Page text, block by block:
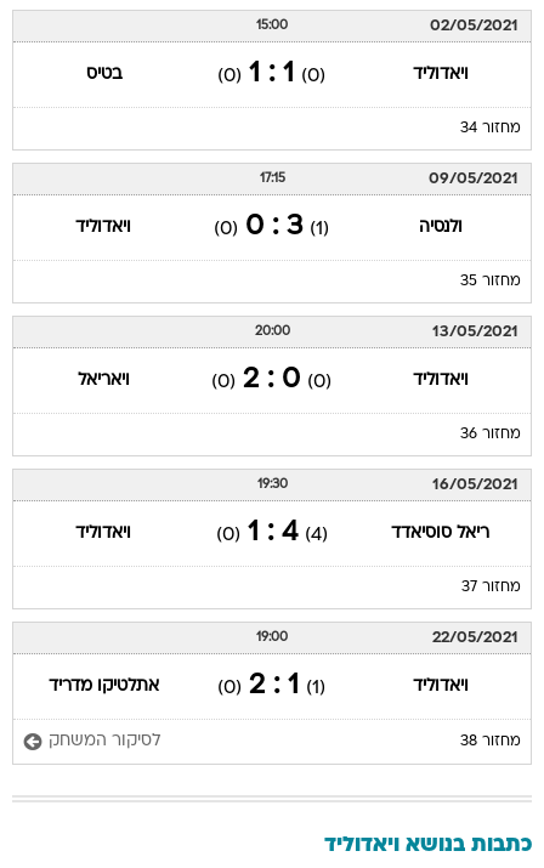
02/05/2021
15:00
ויאדוליד (0)
1 : 1
(0) בטיס
מחזור 34
09/05/2021
17:15
ולנסיה (1)
3 : 0
(0) ויאדוליד
מחזור 35
13/05/2021
20:00
ויאדוליד (0)
0 : 2
(0) ויאריאל
מחזור 36
16/05/2021
19:30
ריאל סוסיאדד (4)
4 : 1
(0) ויאדוליד
מחזור 37
22/05/2021
19:00
ויאדוליד (1)
1 : 2
(0) אתלטיקו מדריד
מחזור 38 לסיקור המשחק
כתבות בנושא ויאדוליד